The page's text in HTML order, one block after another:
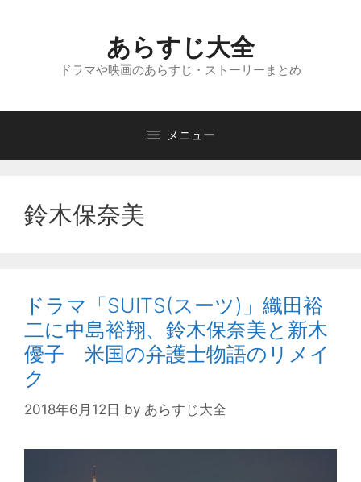
へ
あらすじ大全
ドラマや映画のあらすじ・ストーリーまとめ
メニュー
鈴木保奈美
ドラマ「SUITS(スーツ)」織田裕
二に中島裕翔、鈴木保奈美と新木
優子 米国の弁護士物語のリメイ
ク
2018年6月12日 by あらすじ大全